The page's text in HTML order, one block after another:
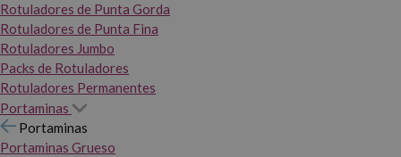
Rotuladores de Punta Gorda
Rotuladores de Punta Fina
Rotuladores Jumbo
Packs de Rotuladores
Rotuladores Permanentes
Portaminas
Portaminas
Portaminas Grueso